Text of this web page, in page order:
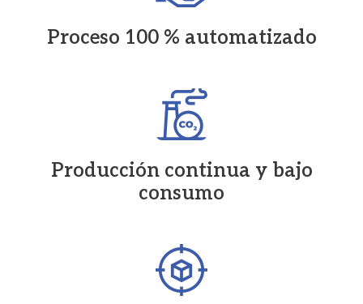
Proceso 100 % automatizado
Producción continua y bajo
consumo